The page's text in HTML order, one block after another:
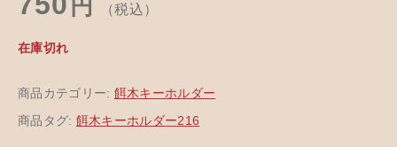
円 （税込）
在庫切れ
商品カテゴリー: 餌木キーホルダー
商品タグ: 餌木キーホルダー216